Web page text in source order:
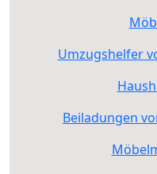
Umzugshelfer
Beiladungen